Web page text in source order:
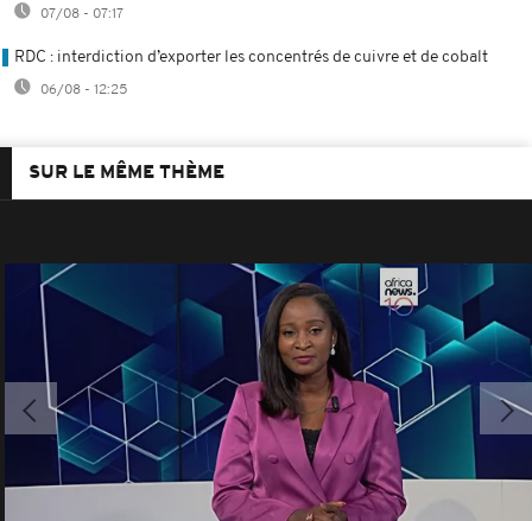
07/08 - 07:17
RDC : interdiction d’exporter les concentrés de cuivre et de cobalt
06/08 - 12:25
SUR LE MÊME THÈME